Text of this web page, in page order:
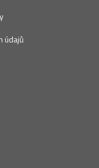
údajů